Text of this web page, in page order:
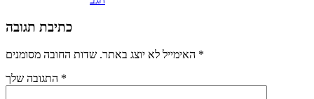
כתיבת תגובה
האימייל לא יוצג באתר. *
*